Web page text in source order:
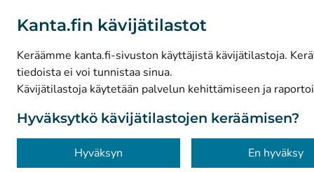
Kanta.fin kävijätilastot
Keräämme kanta.fi-sivuston käyttäjistä kävijätilastoja.
tiedoista ei voi tunnistaa sinua.
Kävijätilastoja käytetään palvelun kehittämiseen ja
Hyväksytkö kävijätilastojen keräämisen?
Hyväksyn En hyväksy